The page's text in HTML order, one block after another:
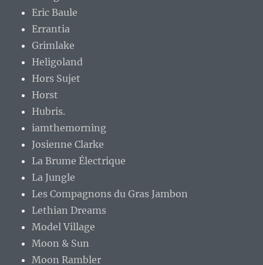
Eric Baule
Errantia
Grimlake
Heligoland
Hors Sujet
Horst
Hubris.
iamthemorning
Josienne Clarke
La Brume Électrique
La Jungle
Les Compagnons du Gras Jambon
Lethian Dreams
Model Village
Moon & Sun
Moon Rambler